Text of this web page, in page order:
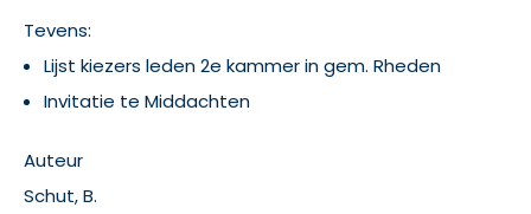
Tevens:
Lijst kiezers leden 2e kammer in gem. Rheden
Invitatie te Middachten
Auteur
Schut, B.